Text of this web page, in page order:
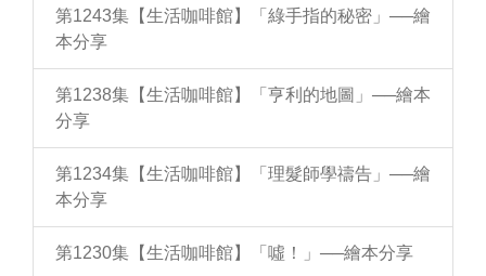
第1243集【生活咖啡館】「綠手指的秘密」──繪
本分享
第1238集【生活咖啡館】「亨利的地圖」──繪本
分享
第1234集【生活咖啡館】「理髮師學禱告」──繪
本分享
第1230集【生活咖啡館】「噓！」──繪本分享